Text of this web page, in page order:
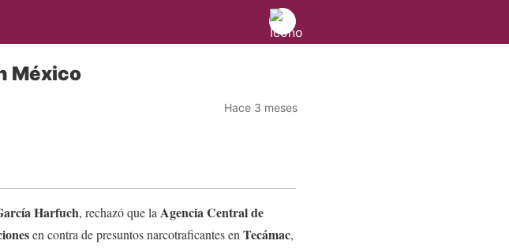
México
Hace 3 meses
Harfuch, rechazó que la Agencia Central de
en contra de presuntos narcotraficantes en Tecámac,